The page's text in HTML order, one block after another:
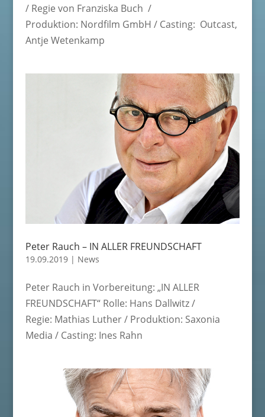
/ Regie von Franziska Buch /
Produktion: Nordfilm GmbH / Casting: Outcast,
Antje Wetenkamp
Peter Rauch – IN ALLER FREUNDSCHAFT
19.09.2019| News
Peter Rauch in Vorbereitung: „IN ALLER
FREUNDSCHAFT“ Rolle: Hans Dallwitz /
Regie: Mathias Luther / Produktion: Saxonia
Media / Casting: Ines Rahn